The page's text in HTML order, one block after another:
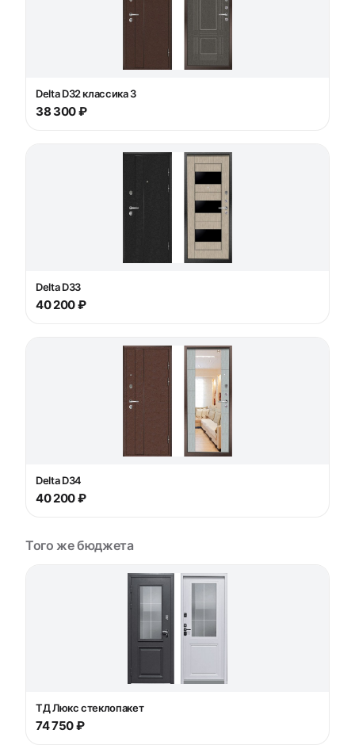
Delta D32 классика 3
38 300 ₽
Delta D33
40 200 ₽
Delta D34
40 200 ₽
Того же бюджета
ТД Люкс стеклопакет
74 750 ₽